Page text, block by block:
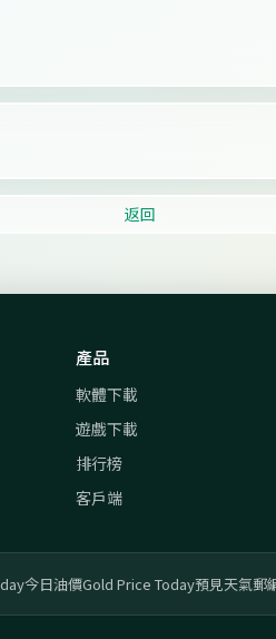
返回
產品
軟體下載
遊戲下載
排行榜
客戶端
今日油價Gold Price Today預見天氣郵